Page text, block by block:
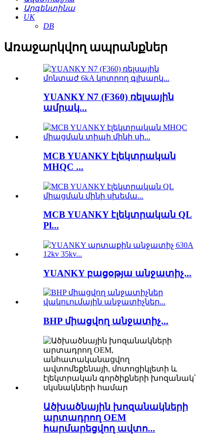
Արգենտինա
UK
DB
Առաջարկվող ապրանքներ
YUANKY N7 (F360) ռելսային
ամրակ...
MCB YUANKY էլեկտրական
MHQC ...
MCB YUANKY էլեկտրական QL
Pl...
YUANKY բացօթյա անջատիչ...
BHP միացվող անջատիչ...
Ածխածնային խոզանակների
արտադրող OEM
հարմարեցվող ավտո...